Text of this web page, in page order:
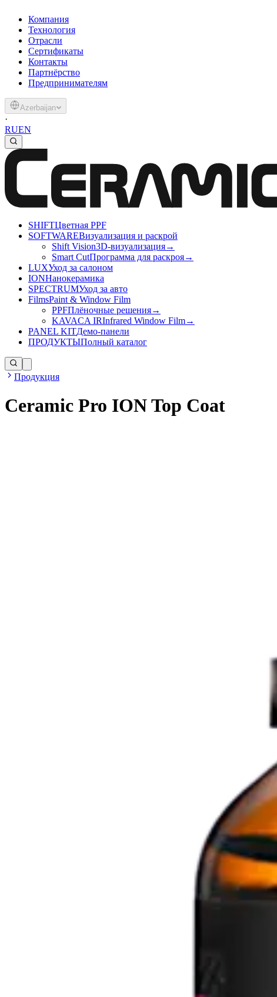
Компания
Технология
Отрасли
Сертификаты
Контакты
Партнёрство
Предпринимателям
Azerbaijan
·
RUEN
SHIFTЦветная PPF
SOFTWAREВизуализация и раскрой
Shift Vision3D-визуализация→
Smart CutПрограмма для раскроя→
LUXУход за салоном
IONНанокерамика
SPECTRUMУход за авто
FilmsPaint & Window Film
PPFПлёночные решения→
KAVACA IRInfrared Window Film→
PANEL KITДемо-панели
ПРОДУКТЫПолный каталог
Продукция
Ceramic Pro ION Top Coat